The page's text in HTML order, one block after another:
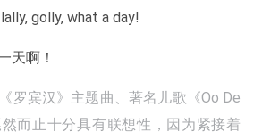
golly, what a day!
天啊！
罗宾汉》主题曲、著名儿歌《Oo De
而止十分具有联想性，因为紧接着